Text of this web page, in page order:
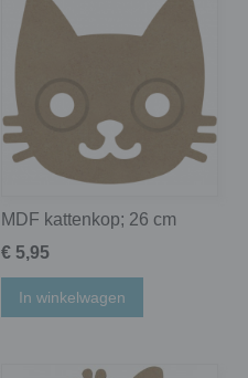
MDF kattenkop; 26 cm
€ 5,95
In winkelwagen